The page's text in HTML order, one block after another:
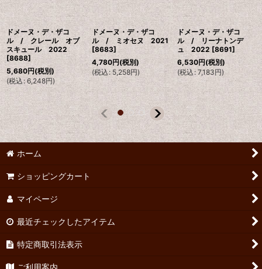
ドメーヌ・デ・ザコ
ル / クレール オブ
スキュール 2022
[8688]
5,680円(税別)
(税込: 6,248円)
ドメーヌ・デ・ザコ
ル / ミオセヌ 2021
[8683]
4,780円(税別)
(税込: 5,258円)
ドメーヌ・デ・ザコ
ル / リーナトンデ
ュ 2022 [8691]
6,530円(税別)
(税込 : 7,183円)
ホーム
ショッピングカート
マイページ
最近チェックしたアイテム
特定商取引法表示
ご利用案内